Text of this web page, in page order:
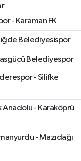
- Karaman FK
Belediyesispor
Belediyespor
- Silifke
Anadolu - Karaköprü
- Mazıdağı